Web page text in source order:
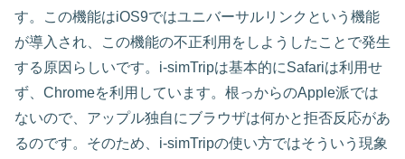
す。この機能はiOS9ではユニバーサルリンクという機能
が導入され、この機能の不正利用をしようしたことで発生
する原因らしいです。i-simTripは基本的にSafariは利用せ
ず、Chromeを利用しています。根っからのApple派では
ないので、アップル独自にブラウザは何かと拒否反応があ
るのです。そのため、i-simTripの使い方ではそういう現象